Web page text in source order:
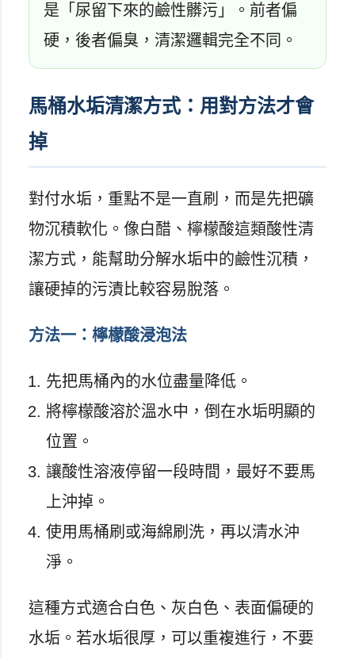
是「尿留下來的鹼性髒污」。前者偏
硬，後者偏臭，清潔邏輯完全不同。
馬桶水垢清潔方式：用對方法才會
掉
對付水垢，重點不是一直刷，而是先把礦
物沉積軟化。像白醋、檸檬酸這類酸性清
潔方式，能幫助分解水垢中的鹼性沉積，
讓硬掉的污漬比較容易脫落。
方法一：檸檬酸浸泡法
先把馬桶內的水位盡量降低。
將檸檬酸溶於溫水中，倒在水垢明顯的
位置。
讓酸性溶液停留一段時間，最好不要馬
上沖掉。
使用馬桶刷或海綿刷洗，再以清水沖
淨。
這種方式適合白色、灰白色、表面偏硬的
水垢。若水垢很厚，可以重複進行，不要